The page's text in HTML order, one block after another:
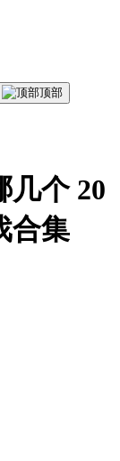
顶部
几个 20
合集